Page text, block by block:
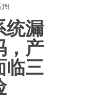
图
统漏
，产
临三